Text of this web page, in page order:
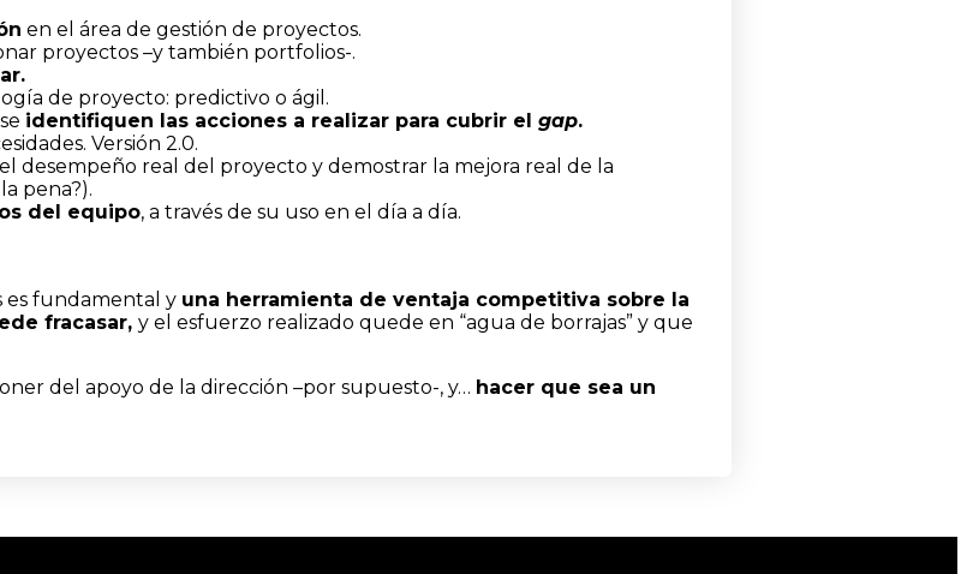
en el área de gestión de proyectos.
proyectos –y también portfolios-.
de proyecto: predictivo o ágil.
identifiquen las acciones a realizar para cubrir el gap.
Versión 2.0.
desempeño real del proyecto y demostrar la mejora real de la
pena?).
del equipo, a través de su uso en el día a día.
es fundamental y una herramienta de ventaja competitiva sobre la
fracasar, y el esfuerzo realizado quede en “agua de borrajas” y que
del apoyo de la dirección –por supuesto-, y… hacer que sea un